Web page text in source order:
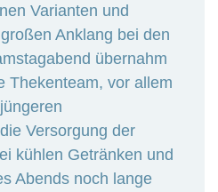
Varianten und
Anklang bei den
übernahm
Thekenteam, vor allem
Versorgung der
kühlen Getränken und
Abends noch lange